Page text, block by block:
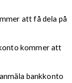
att få dela på
kommer att
bankkonto